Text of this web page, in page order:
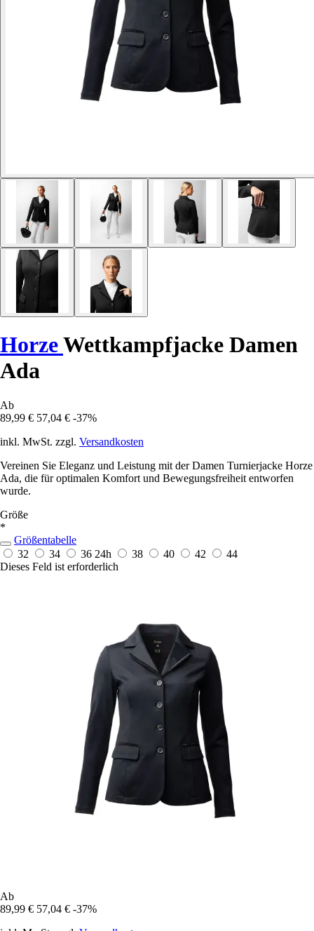
HorzeWettkampfjacke Damen
Ada
Ab
89,99 € 57,04 € -37%
inkl. MwSt. zzgl. Versandkosten
Vereinen Sie Eleganz und Leistung mit der Damen Turnierjacke Horze
Ada, die für optimalen Komfort und Bewegungsfreiheit entworfen
wurde.
Größe
*
Größentabelle
32
34 36 24h 38 40 42
44
Dieses Feld ist erforderlich
Ab
89,99 € 57,04 € -37%